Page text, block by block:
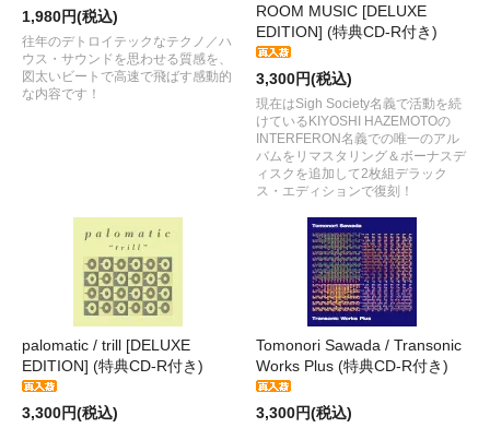
1,980円(税込)
往年のデトロイテックなテクノ／ハ
ウス・サウンドを思わせる質感を、
図太いビートで高速で飛ばす感動的
な内容です！
ROOM MUSIC [DELUXE
EDITION] (特典CD-R付き)
3,300円(税込)
現在はSigh Society名義で活動を続
けているKIYOSHI HAZEMOTOの
INTERFERON名義での唯一のアル
バムをリマスタリング＆ボーナスデ
ィスクを追加して2枚組デラック
ス・エディションで復刻！
palomatic / trill [DELUXE
EDITION] (特典CD-R付き)
3,300円(税込)
Tomonori Sawada / Transonic
Works Plus (特典CD-R付き)
3,300円(税込)